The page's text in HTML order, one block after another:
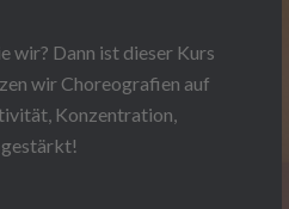
wir? Dann ist dieser Kurs
wir Choreografien auf
Konzentration,
gestärkt!